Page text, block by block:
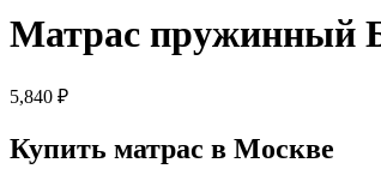
Матрас пружинный
5,840 ₽
Купить матрас в Москве